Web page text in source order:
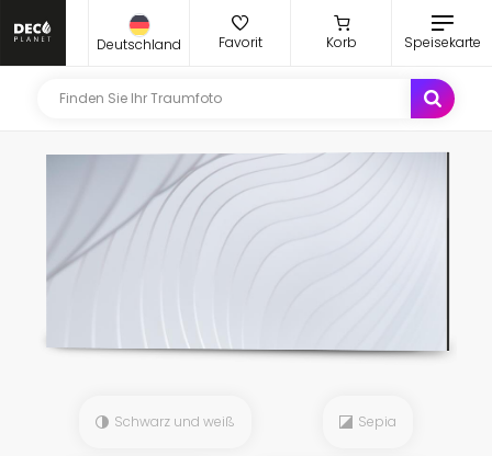
Deutschland Favorit Korb Speisekarte
Schwarz und weiß Sepia